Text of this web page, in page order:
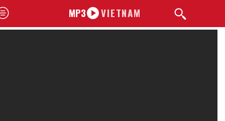
MP3 VIETNAM